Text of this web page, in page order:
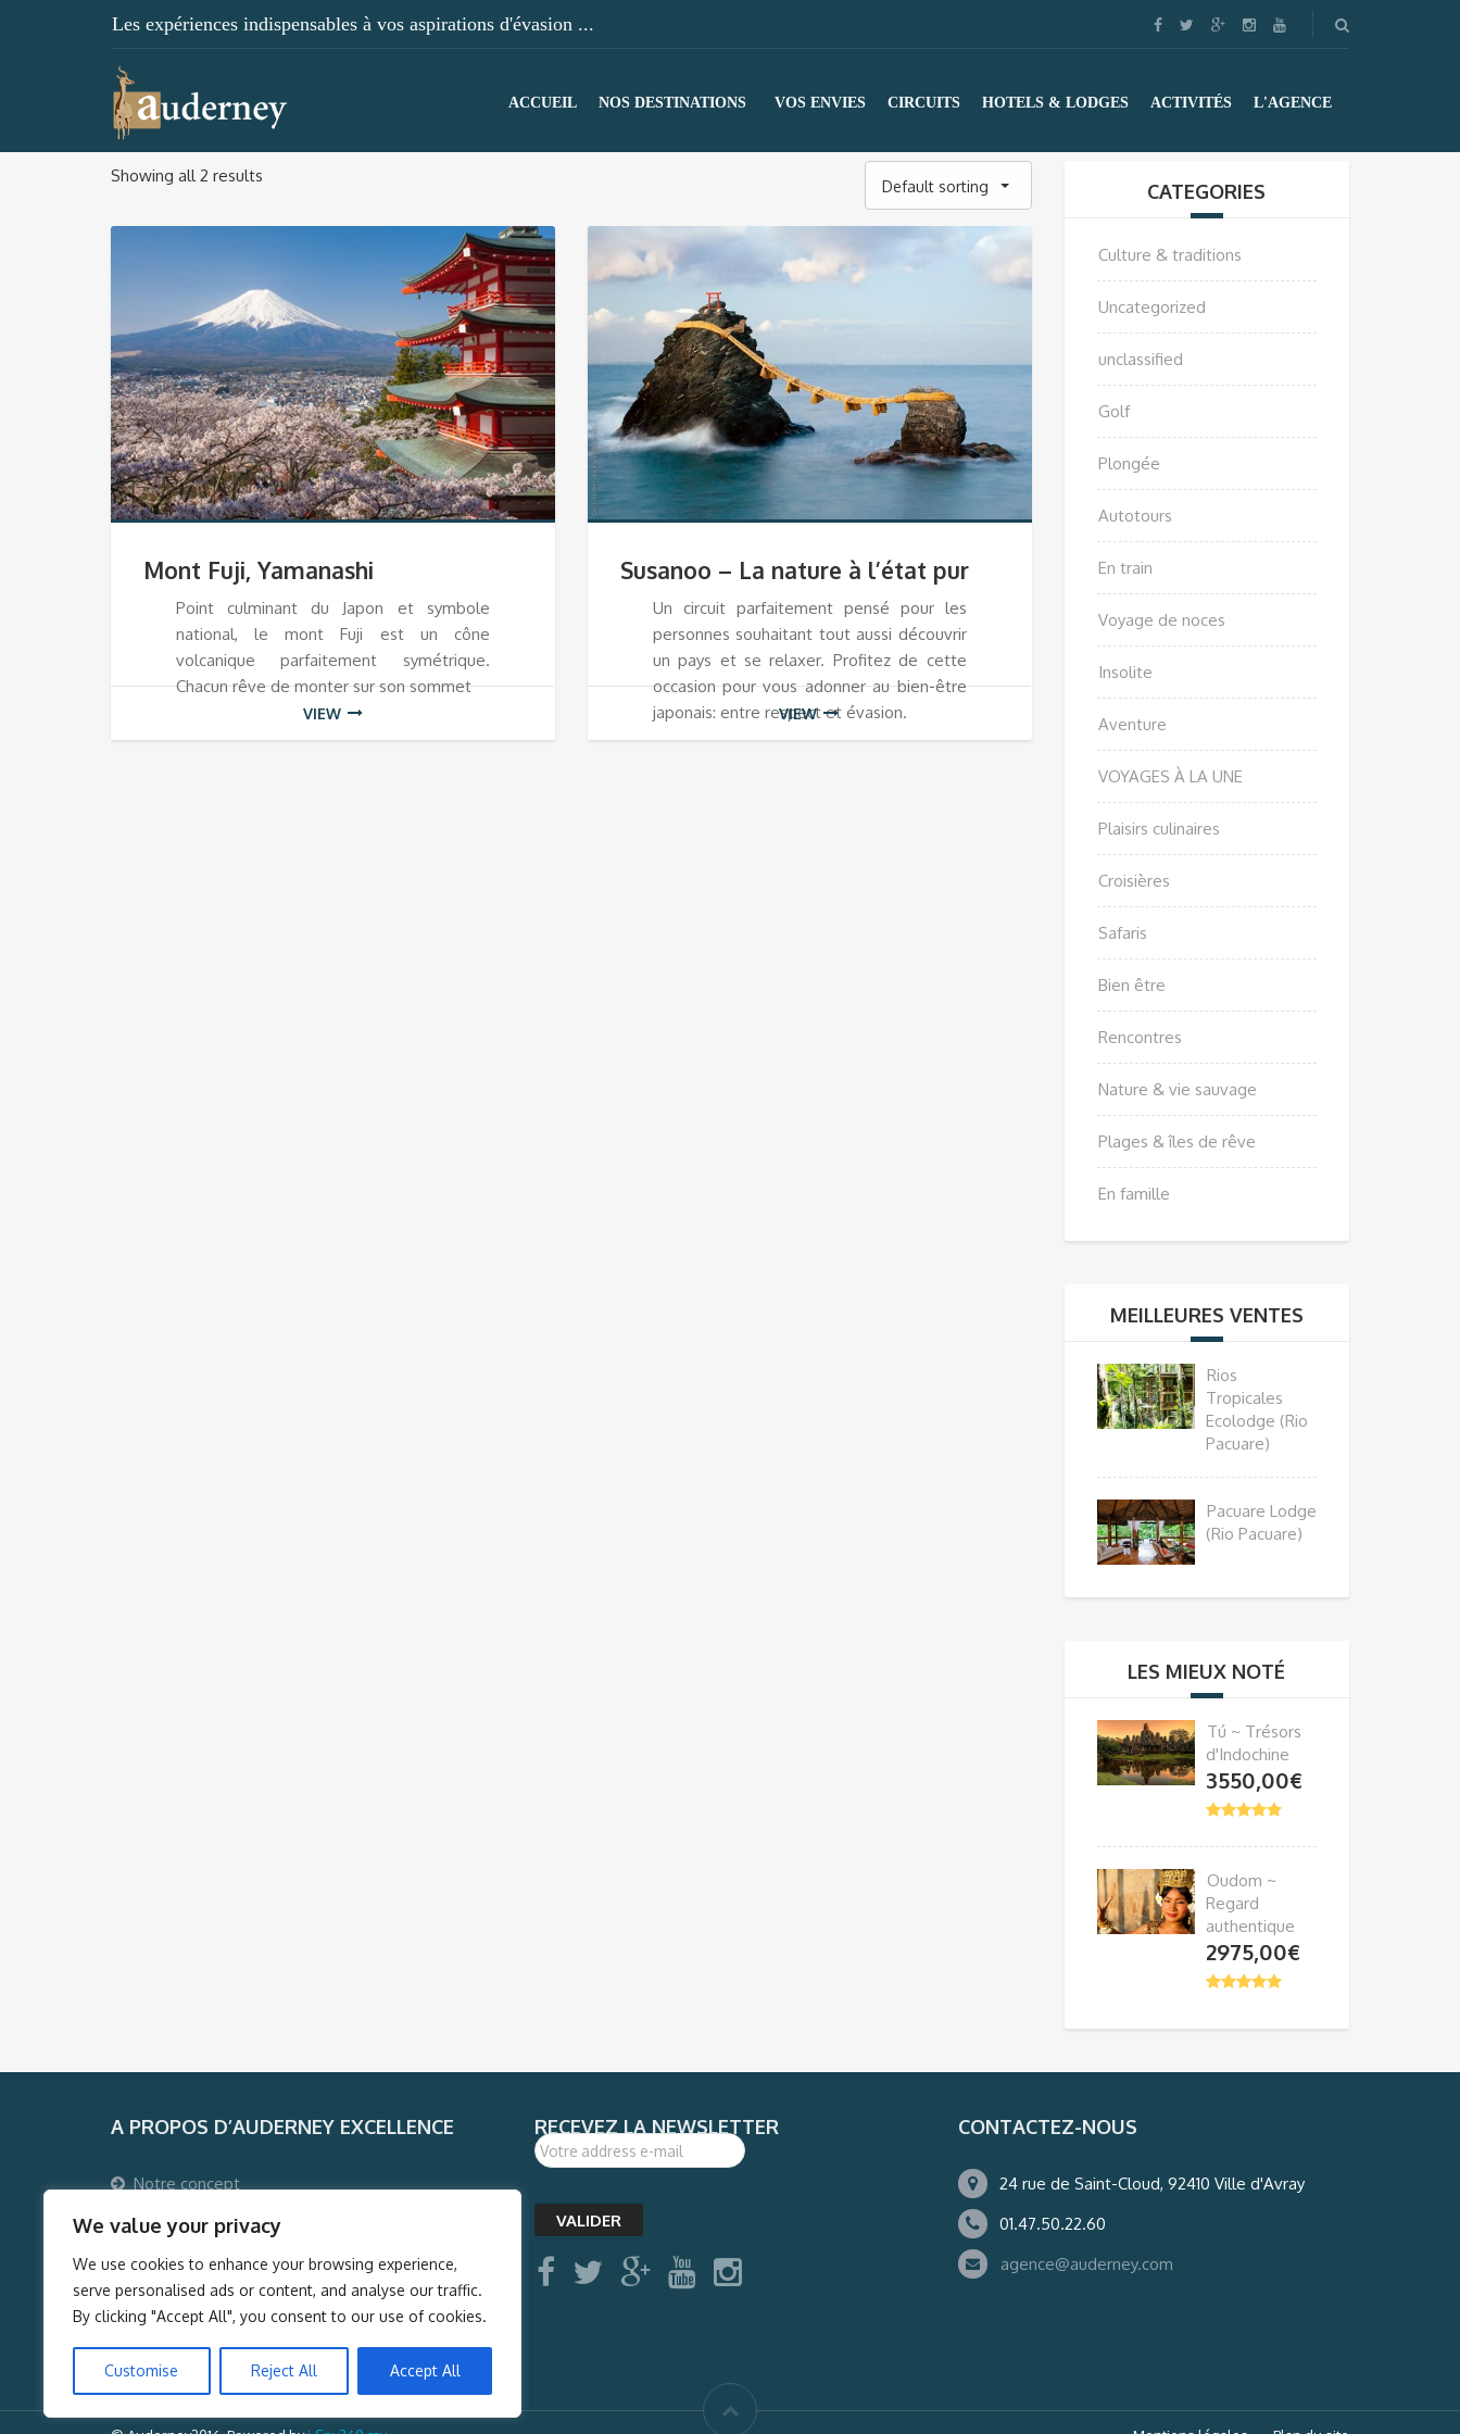
We value your privacy
We use cookies to enhance your browsing experience,
serve personalised ads or content, and analyse our traffic.
By clicking "Accept All", you consent to our use of cookies.
Customise Reject All Accept All
Les expériences indispensables à vos aspirations d'évasion ...
ACCUEIL NOS DESTINATIONS VOS ENVIES CIRCUITS HOTELS & LODGES ACTIVITÉS L'AGENCE
Showing all 2 results
Default sorting
Mont Fuji, Yamanashi
Point culminant du Japon et symbole
national, le mont Fuji est un cône
volcanique parfaitement symétrique.
Chacun rêve de monter sur son sommet
VIEW
Susanoo – La nature à l’état pur
Un circuit parfaitement pensé pour les
personnes souhaitant tout aussi découvrir
un pays et se relaxer. Profitez de cette
occasion pour vous adonner au bien-être
japonais: entre respect et évasion.
VIEW
CATEGORIES
Culture & traditions
Uncategorized
unclassified
Golf
Plongée
Autotours
En train
Voyage de noces
Insolite
Aventure
VOYAGES À LA UNE
Plaisirs culinaires
Croisières
Safaris
Bien être
Rencontres
Nature & vie sauvage
Plages & îles de rêve
En famille
MEILLEURES VENTES
Rios
Tropicales
Ecolodge (Rio
Pacuare)
Pacuare Lodge
(Rio Pacuare)
LES MIEUX NOTÉ
Tú ~ Trésors
d'Indochine
3550,00€
Oudom ~
Regard
authentique
2975,00€
A PROPOS D’AUDERNEY EXCELLENCE
Notre concept
Pourquoi voyager avec Auderney Excellence ?
Qui sommes-nous ?
Auderney Excellence Events
RECEVEZ LA NEWSLETTER CONTACTEZ-NOUS
24 rue de Saint-Cloud, 92410 Ville d'Avray
01.47.50.22.60
agence@auderney.com